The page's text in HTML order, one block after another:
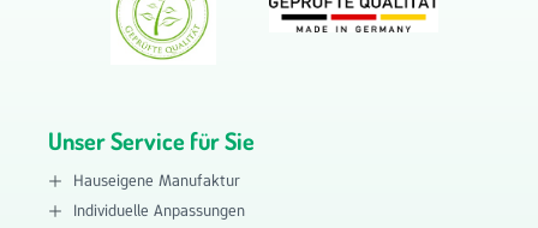
Unser Service für Sie
Hauseigene Manufaktur
Individuelle Anpassungen